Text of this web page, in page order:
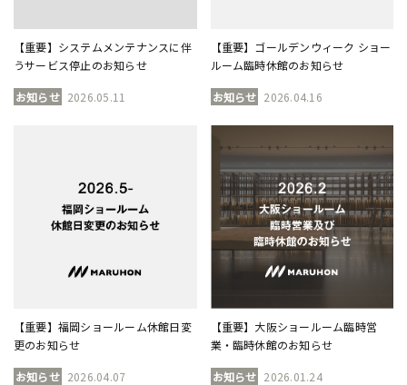
【重要】システムメンテナンスに伴
うサービス停止のお知らせ
お知らせ 2026.05.11
【重要】ゴールデンウィーク ショー
ルーム臨時休館のお知らせ
お知らせ 2026.04.16
【重要】福岡ショールーム休館日変
更のお知らせ
お知らせ 2026.04.07
【重要】大阪ショールーム臨時営
業・臨時休館のお知らせ
お知らせ 2026.01.24